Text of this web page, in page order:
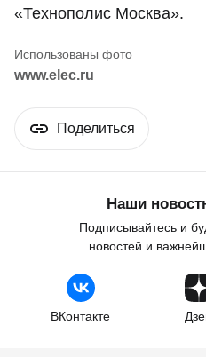
«Технополис Москва».
www.elec.ru
Поделиться
Наши
Подписывайтесь и
новостей и
ВКонтакте